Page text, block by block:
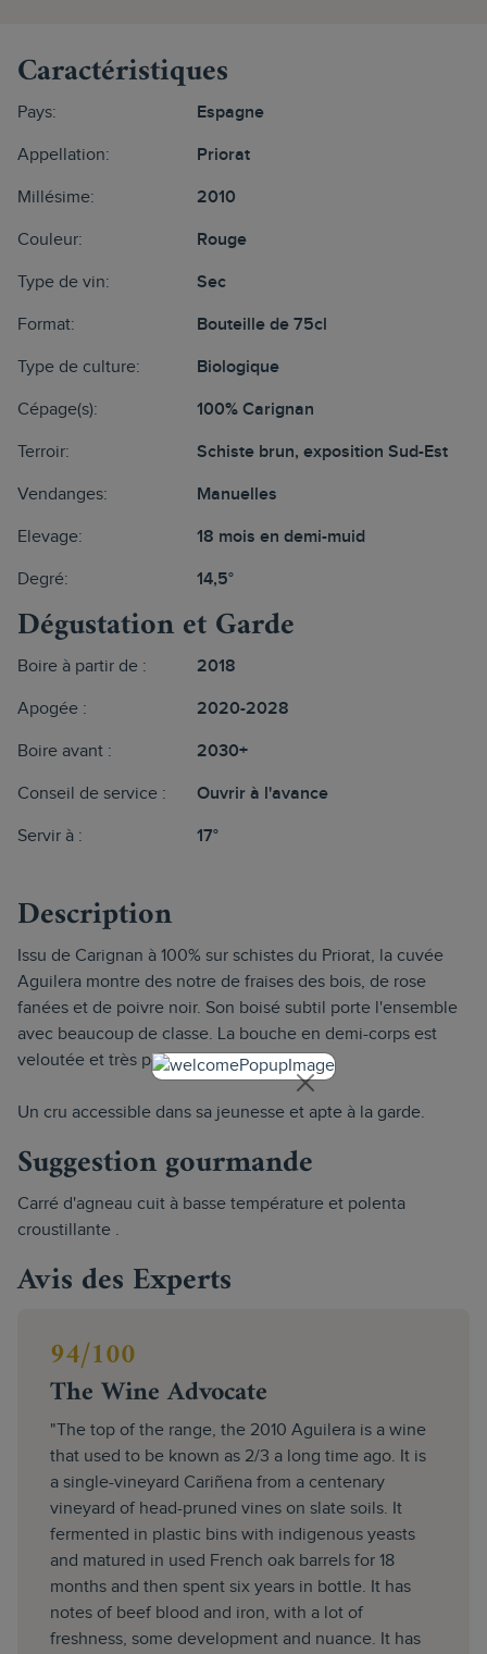
Caractéristiques
Pays: Espagne
Appellation: Priorat
Millésime: 2010
Couleur: Rouge
Type de vin: Sec
Format: Bouteille de 75cl
Type de culture: Biologique
Cépage(s): 100% Carignan
Terroir: Schiste brun, exposition Sud-Est
Vendanges: Manuelles
Elevage: 18 mois en demi-muid
Degré: 14,5°
Dégustation et Garde
Boire à partir de : 2018
Apogée : 2020-2028
Boire avant : 2030+
Conseil de service : Ouvrir à l'avance
Servir à : 17°
Description
Issu de Carignan à 100% sur schistes du Priorat, la cuvée
Aguilera montre des notre de fraises des bois, de rose
fanées et de poivre noir. Son boisé subtil porte l'ensemble
avec beaucoup de classe. La bouche en demi-corps est
veloutée et très persistante.
Un cru accessible dans sa jeunesse et apte à la garde.
Suggestion gourmande
Carré d'agneau cuit à basse température et polenta
croustillante .
Avis des Experts
94/100
The Wine Advocate
"The top of the range, the 2010 Aguilera is a wine
that used to be known as 2/3 a long time ago. It is
a single-vineyard Cariñena from a centenary
vineyard of head-pruned vines on slate soils. It
fermented in plastic bins with indigenous yeasts
and matured in used French oak barrels for 18
months and then spent six years in bottle. It has
notes of beef blood and iron, with a lot of
freshness, some development and nuance. It has